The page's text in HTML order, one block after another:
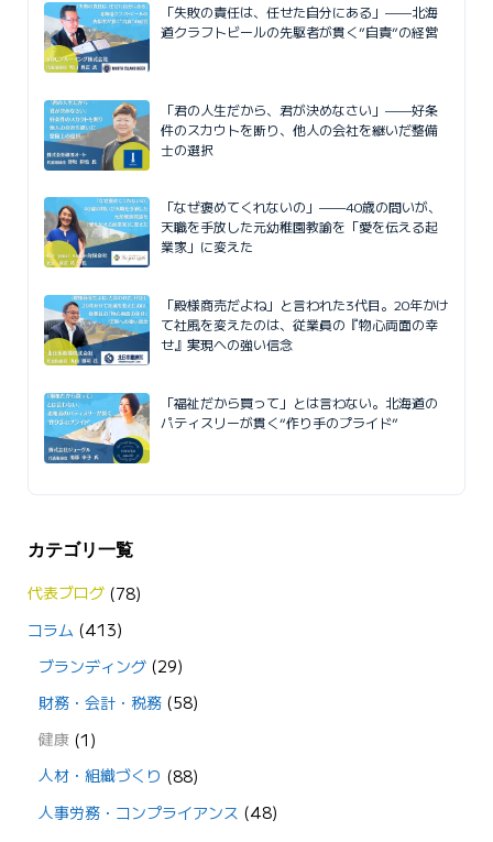
「失敗の責任は、任せた自分にある」——北海
道クラフトビールの先駆者が貫く”自責”の経営
「君の人生だから、君が決めなさい」——好条
件のスカウトを断り、他人の会社を継いだ整備
士の選択
「なぜ褒めてくれないの」——40歳の問いが、
天職を手放した元幼稚園教諭を「愛を伝える起
業家」に変えた
「殿様商売だよね」と言われた3代目。20年かけ
て社風を変えたのは、従業員の『物心両面の幸
せ』実現への強い信念
「福祉だから買って」とは言わない。北海道の
パティスリーが貫く“作り手のプライド”
カテゴリ一覧
代表ブログ(78)
コラム (413)
ブランディング (29)
財務・会計・税務 (58)
健康 (1)
人材・組織づくり (88)
人事労務・コンプライアンス (48)